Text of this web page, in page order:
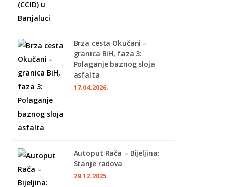
Brza cesta Okučani –
granica BiH, faza 3:
Polaganje baznog sloja
asfalta
17.04.2026.
Autoput Rača – Bijeljina:
Stanje radova
29.12.2025.